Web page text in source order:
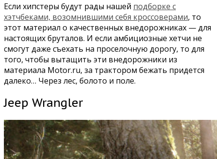
Если хипстеры будут рады нашей подборке с
хэтчбеками, возомнившими себя кроссоверами, то
этот материал о качественных внедорожниках — для
настоящих бруталов. И если амбициозные хетчи не
смогут даже съехать на проселочную дорогу, то для
того, чтобы вытащить эти внедорожники из
материала Motor.ru, за трактором бежать придется
далеко… Через лес, болото и поле.
Jeep Wrangler